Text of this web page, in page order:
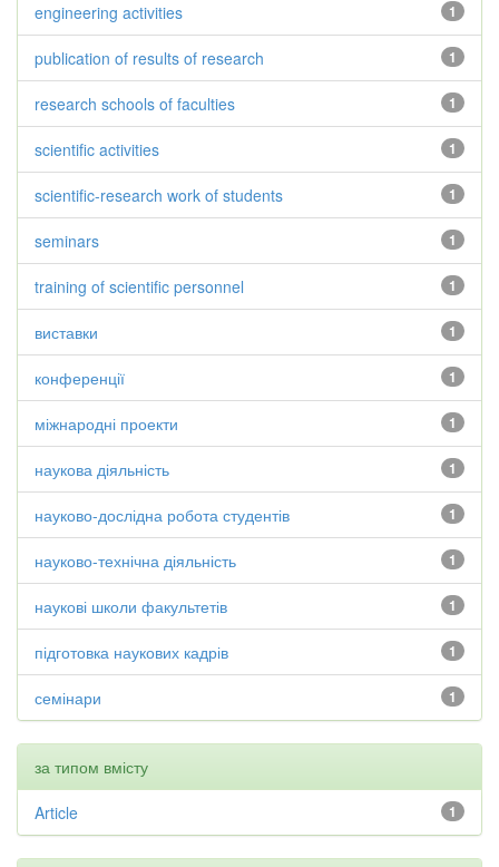
1
engineering activities
1
publication of results of research
1
research schools of faculties
1
scientific activities
1
scientific-research work of students
1
seminars
1
training of scientific personnel
1
виставки
1
конференції
1
міжнародні проекти
1
наукова діяльність
1
науково-дослідна робота студентів
1
науково-технічна діяльність
1
наукові школи факультетів
1
підготовка наукових кадрів
1
семінари
за типом вмісту
1
Article